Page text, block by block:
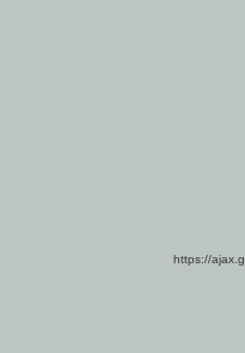
https://